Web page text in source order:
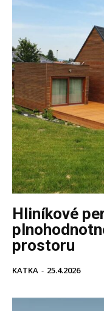
Hliníkové
prostoru
KATKA - 25.4.2026